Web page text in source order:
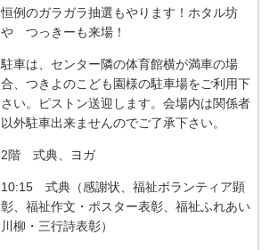
恒例のガラガラ抽選もやります！ホタル坊
や つっきーも来場！
駐車は、センター隣の体育館横が満車の場
合、つきよのこども園様の駐車場をご利用下
さい。ピストン送迎します。会場内は関係者
以外駐車出来ませんのでご了承下さい。
2階 式典、ヨガ
10:15 式典（感謝状、福祉ボランティア顕
彰、福祉作文・ポスター表彰、福祉ふれあい
川柳・三行詩表彰）